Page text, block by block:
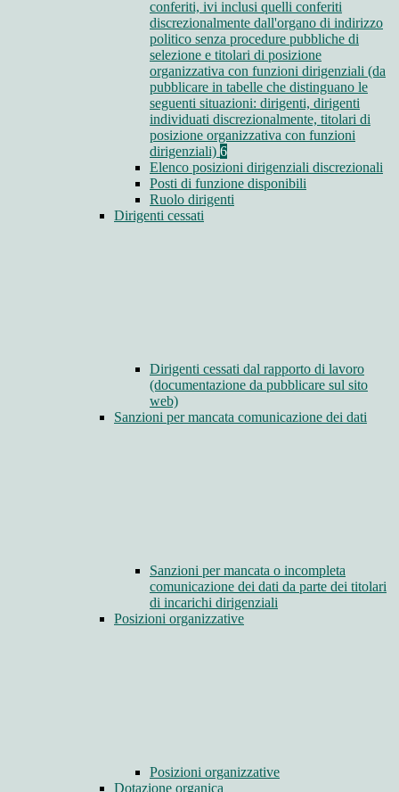
conferiti, ivi inclusi quelli conferiti
discrezionalmente dall'organo di indirizzo
politico senza procedure pubbliche di
selezione e titolari di posizione
organizzativa con funzioni dirigenziali (da
pubblicare in tabelle che distinguano le
seguenti situazioni: dirigenti, dirigenti
individuati discrezionalmente, titolari di
posizione organizzativa con funzioni
dirigenziali) 6
Elenco posizioni dirigenziali discrezionali
Posti di funzione disponibili
Ruolo dirigenti
Dirigenti cessati
Dirigenti cessati dal rapporto di lavoro
(documentazione da pubblicare sul sito
web)
Sanzioni per mancata comunicazione dei dati
Sanzioni per mancata o incompleta
comunicazione dei dati da parte dei titolari
di incarichi dirigenziali
Posizioni organizzative
Posizioni organizzative
Dotazione organica